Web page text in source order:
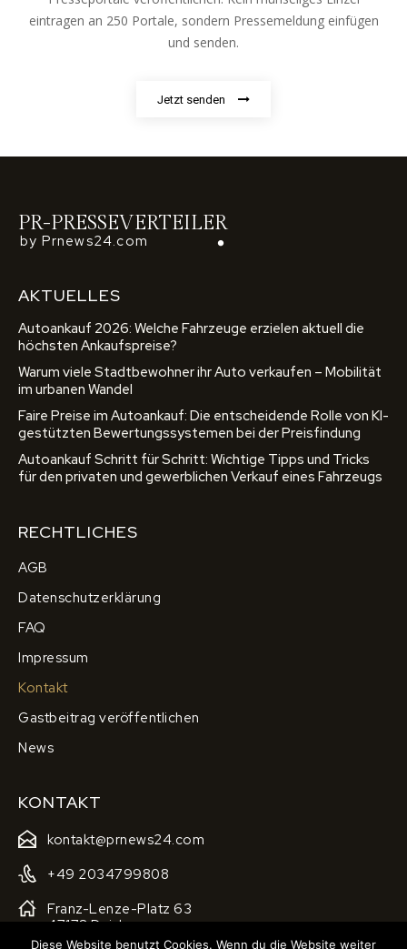
eintragen an 250 Portale, sondern Pressemeldung einfügen
und senden.
Jetzt senden
PR-PRESSEVERTEILER
by Prnews24.com
AKTUELLES
Autoankauf 2026: Welche Fahrzeuge erzielen aktuell die
höchsten Ankaufspreise?
Warum viele Stadtbewohner ihr Auto verkaufen – Mobilität
im urbanen Wandel
Faire Preise im Autoankauf: Die entscheidende Rolle von KI-
gestützten Bewertungssystemen bei der Preisfindung
Autoankauf Schritt für Schritt: Wichtige Tipps und Tricks
für den privaten und gewerblichen Verkauf eines Fahrzeugs
RECHTLICHES
AGB
Datenschutzerklärung
FAQ
Impressum
Kontakt
Gastbeitrag veröffentlichen
News
KONTAKT
kontakt@prnews24.com
+49 2034799808
Franz-Lenze-Platz 63
47178 Duisburg
Diese Website benutzt Cookies. Wenn du die Website weiter